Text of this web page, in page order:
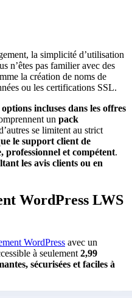
la simplicité d’utilisation
n’êtes pas familier avec des
la création de noms de
ou les certifications SSL.
incluses dans les offres
un pack
se limitent au strict
le support client de
professionnel et compétent.
les avis clients ou en
WordPress LWS
WordPress avec un
à seulement 2,99
sécurisées et faciles à